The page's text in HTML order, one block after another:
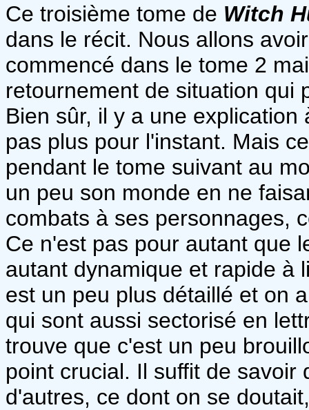
Ce troisième tome de Witch
dans le récit. Nous allons
commencé dans le tome 2
retournement de situation qui
Bien sûr, il y a une
pas plus pour l'instant. Mais
pendant le tome suivant au
un peu son monde en ne
combats à ses personnages,
Ce n'est pas pour autant que
autant dynamique et rapide à
est un peu plus détaillé et on
qui sont aussi sectorisé en
trouve que c'est un peu
point crucial. Il suffit de
d'autres, ce dont on se